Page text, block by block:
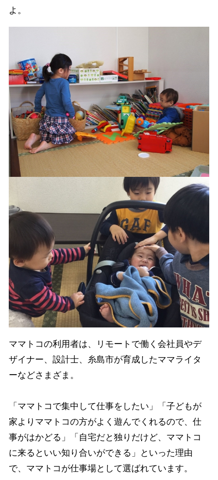
よ。
ママトコの利用者は、リモートで働く会社員やデ
ザイナー、設計士、糸島市が育成したママライタ
ーなどさまざま。
「ママトコで集中して仕事をしたい」「子どもが
家よりママトコの方がよく遊んでくれるので、仕
事がはかどる」「自宅だと独りだけど、ママトコ
に来るといい知り合いができる」といった理由
で、ママトコが仕事場として選ばれています。